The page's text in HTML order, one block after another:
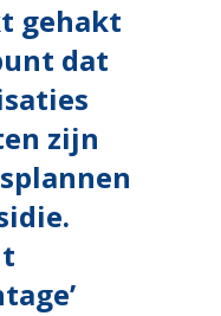
gehakt
dat
zijn